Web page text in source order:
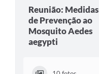
Reunião: Medidas
de Prevenção ao
Mosquito Aedes
aegypti